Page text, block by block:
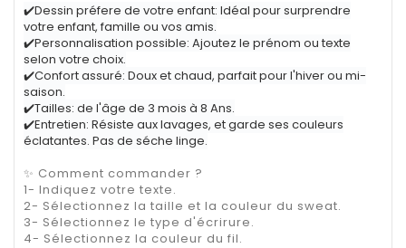
✔️Dessin préfere de votre enfant: Idéal pour surprendre
votre enfant, famille ou vos amis.
✔️Personnalisation possible: Ajoutez le prénom ou texte
selon votre choix.
✔️Confort assuré: Doux et chaud, parfait pour l'hiver ou mi-
saison.
✔️Tailles: de l'âge de 3 mois à 8 Ans.
✔️Entretien: Résiste aux lavages, et garde ses couleurs
éclatantes. Pas de séche linge.
✨ Comment commander ?
1- Indiquez votre texte.
2- Sélectionnez la taille et la couleur du sweat.
3- Sélectionnez le type d'écrirure.
4- Sélectionnez la couleur du fil.